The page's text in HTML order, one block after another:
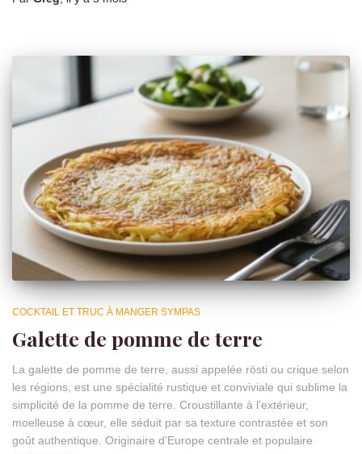
COCKTAIL ET TRUC À MANGER SYMPAS
Galette de pomme de terre
La galette de pomme de terre, aussi appelée rösti ou crique selon
les régions, est une spécialité rustique et conviviale qui sublime la
simplicité de la pomme de terre. Croustillante à l’extérieur,
moelleuse à cœur, elle séduit par sa texture contrastée et son
goût authentique. Originaire d’Europe centrale et populaire